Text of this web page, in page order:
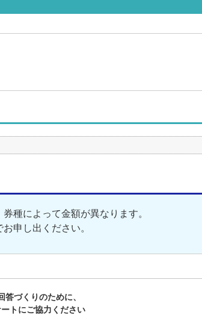
種によって金額が異なります。
申し出ください。
答づくりのために、
トにご協力ください